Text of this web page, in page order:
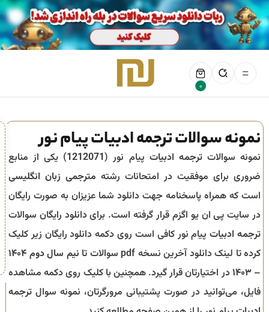
0
نمونه سوالات ترجمه ادبیات پیام نور
نمونه سوالاتترجمه ادبیات پیام نور (1212071) یکی از منابع
ضروری برای موفقیت در امتحانات رشته مترجمی زبان انگلیسی
است که همراه پاسخنامه جهت دانلود شما عزیزان به صورت رایگان
در سایت پی ان یو اگزم قرار گرفته است. برای دانلود رایگان سوالات
ترجمه ادبیاتپیام نور کافی است روی دکمه دانلود رایگان زیر کلیک
کرده تا لینک دانلود آخرین نسخه pdf سوالات تا
نیم سال دوم ۱۴۰۴
– ۱۴۰۳
در اختیارتان قرار گیرد. همچنین با کلیک روی دکمه مشاهده
فایل، می‌توانید در صورت پشتیبانی مرورگرتان، نمونه سوال ترجمه